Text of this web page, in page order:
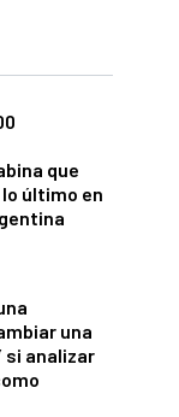
que
último en
una
si analizar